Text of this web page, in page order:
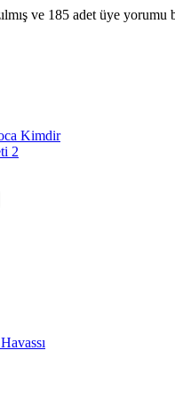
ve 185 adet üye yorumu
Kimdir
2